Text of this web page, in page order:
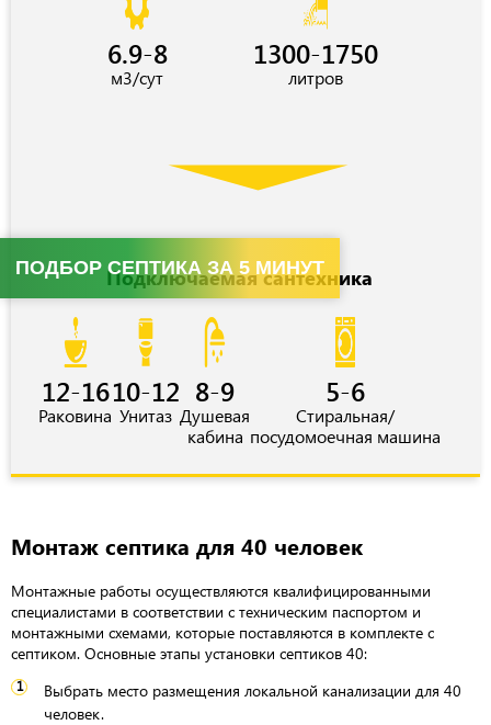
6.9-8
м3/сут
1300-1750
литров
Подключаемая сантехника
12-16
Раковина
10-12
Унитаз
8-9
Душевая
кабина
5-6
Стиральная/
посудомоечная машина
Монтаж септика для 40 человек
Монтажные работы осуществляются квалифицированными
специалистами в соответствии с техническим паспортом и
монтажными схемами, которые поставляются в комплекте с
септиком. Основные этапы установки септиков 40:
Выбрать место размещения локальной канализации для 40
человек.
ПОДБОР СЕПТИКА ЗА 5 МИНУТ